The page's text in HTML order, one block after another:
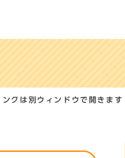
クは別ウィンドウで開きます